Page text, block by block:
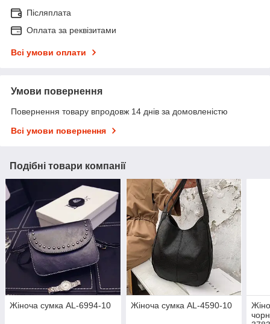
Післяплата
Оплата за реквізитами
Всі умови оплати
Умови повернення
Повернення товару впродовж 14 днів за домовленістю
Всі умови повернення
Подібні товари компанії
Жіноча сумка AL-6994-10 Жіноча сумка AL-4590-10